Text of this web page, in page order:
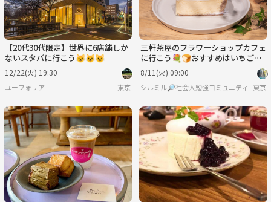
【20代30代限定】世界に6店舗しか
ないスタバに行こう😺😺😺
12/22(火) 19:30
ユーフォリア 東京
三軒茶屋のフラワーショップカフェ
に行こう💐🍞おすすめはいちごチ
ーズケーキです🍓
8/11(火) 09:00
シルミル🔎社会人勉強コミュニティ 東京